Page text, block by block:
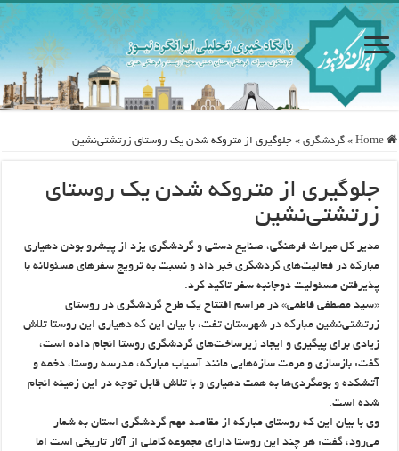
Home
» گردشگری » جلوگیری از متروکه شدن یک روستای زرتشتی‌نشین
جلوگیری از متروکه شدن یک روستای
زرتشتی‌نشین
مدیر کل میراث فرهنگی، صنایع دستی و گردشگری یزد از پیشرو بودن دهیاری
مبارکه در فعالیت‌های گردشگری خبر داد و نسبت به ترویج سفرهای مسئولانه با
پذیرفتن مسئولیت دوجانبه سفر تاکید کرد.
«سید مصطفی فاطمی» در مراسم افتتاح یک طرح گردشگری در روستای
زرتشتی‌نشین مبارکه در شهرستان تفت، با بیان این که دهیاری این روستا تلاش
زیادی برای پیگیری و ایجاد زیرساخت‌های گردشگری روستا انجام داده است،
گفت: بازسازی و مرمت سازه‌هایی مانند آسیاب مبارکه، مدرسه روستا، دخمه و
آتشکده و بومگردی‌ها به همت دهیاری و با تلاش قابل توجه در این زمینه انجام
شده است.
وی با بیان این که روستای مبارکه از مقاصد مهم گردشگری استان به شمار
می‌رود، گفت: هر چند این روستا دارای مجموعه کاملی از آثار تاریخی است اما